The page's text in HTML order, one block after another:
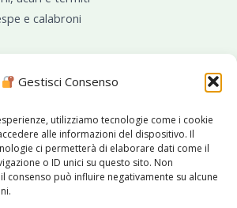
Gestisci Consenso
utilizziamo tecnologie come i cookie
alle informazioni del dispositivo. Il
ci permetterà di elaborare dati come il
o ID unici su questo sito. Non
consenso può influire negativamente su alcune
e calabroni